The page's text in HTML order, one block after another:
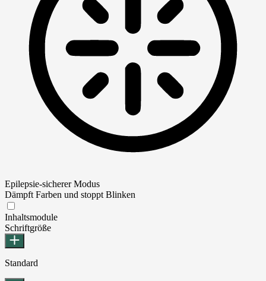
Epilepsie-sicherer Modus
Dämpft Farben und stoppt Blinken
Inhaltsmodule
Schriftgröße
Standard